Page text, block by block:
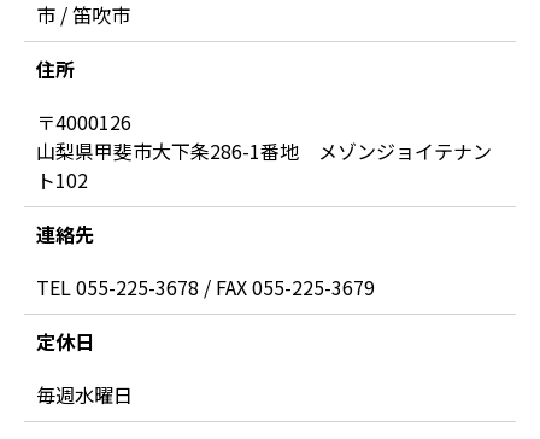
市 / 笛吹市
住所
〒4000126
山梨県甲斐市大下条286-1番地 メゾンジョイテナン
ト102
連絡先
TEL 055-225-3678 / FAX 055-225-3679
定休日
毎週水曜日